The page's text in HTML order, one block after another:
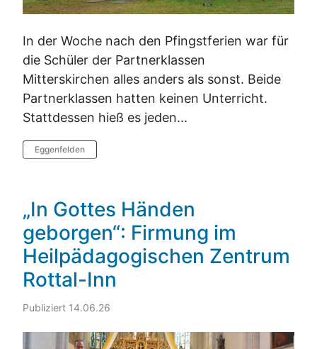
In der Woche nach den Pfingstferien war für
die Schüler der Partnerklassen
Mitterskirchen alles anders als sonst. Beide
Partnerklassen hatten keinen Unterricht.
Stattdessen hieß es jeden...
Eggenfelden
„In Gottes Händen
geborgen“: Firmung im
Heilpädagogischen Zentrum
Rottal-Inn
Publiziert 14.06.26